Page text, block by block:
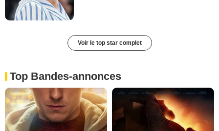
Voir le top star complet
Top Bandes-annonces